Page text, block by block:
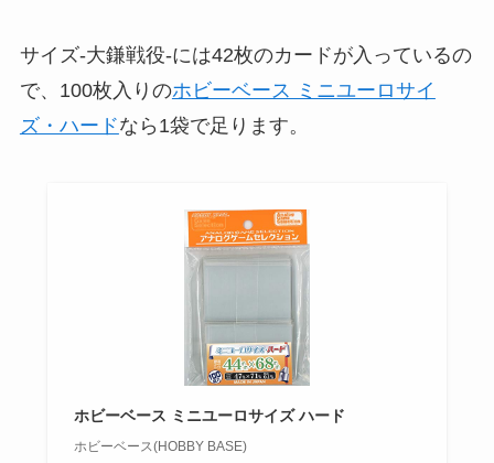
サイズ-大鎌戦役-には42枚のカードが入っているの
で、100枚入りのホビーベース ミニユーロサイ
ズ・ハードなら1袋で足ります。
ホビーベース ミニユーロサイズ ハード
ホビーベース(HOBBY BASE)